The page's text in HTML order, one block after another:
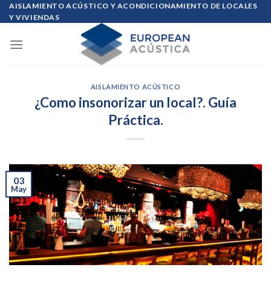
Skip
to
AISLAMIENTO ACÚSTICO Y ACONDICIONAMIENTO DE LOCALES
Y VIVIENDAS
AISLAMIENTO ACÚSTICO
¿Como insonorizar un local?. Guía
Práctica.
03
May